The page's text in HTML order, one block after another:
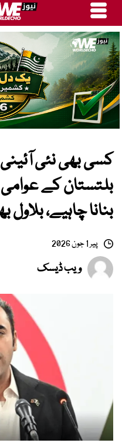
کسی بھی نئی
بلتستان کے
بنانا چاہیے، بلاول
پیر 1 جون 2026
ویب ڈیسک